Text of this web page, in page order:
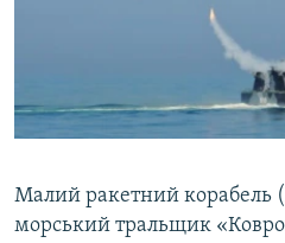
УКРАЇНСЬКА ПРОБЛЕМА КРИМУ
Qırımtatar
Малий ракетний корабель
морський тральщик